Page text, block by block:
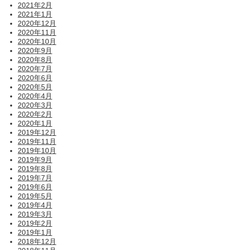
2021年2月
2021年1月
2020年12月
2020年11月
2020年10月
2020年9月
2020年8月
2020年7月
2020年6月
2020年5月
2020年4月
2020年3月
2020年2月
2020年1月
2019年12月
2019年11月
2019年10月
2019年9月
2019年8月
2019年7月
2019年6月
2019年5月
2019年4月
2019年3月
2019年2月
2019年1月
2018年12月